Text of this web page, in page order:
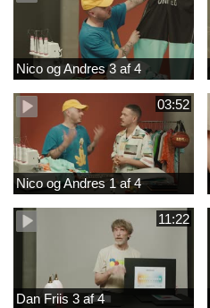
Nico og Andres 3 af 4
03:52
Nico og Andres 1 af 4
11:22
Dan Friis 3 af 4